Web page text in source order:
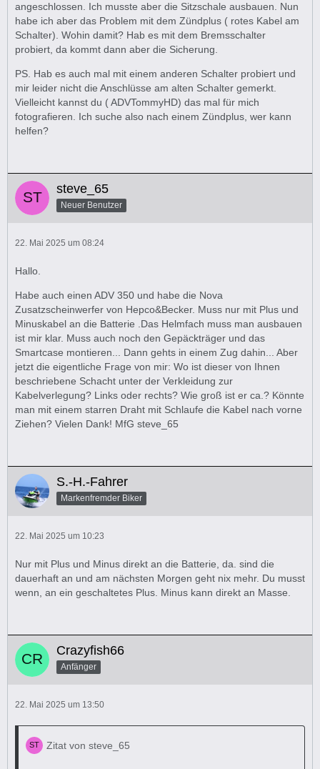
angeschlossen. Ich musste aber die Sitzschale ausbauen. Nun
habe ich aber das Problem mit dem Zündplus ( rotes Kabel am
Schalter). Wohin damit? Hab es mit dem Bremsschalter
probiert, da kommt dann aber die Sicherung.
PS. Hab es auch mal mit einem anderen Schalter probiert und
mir leider nicht die Anschlüsse am alten Schalter gemerkt.
Vielleicht kannst du ( ADVTommyHD) das mal für mich
fotografieren. Ich suche also nach einem Zündplus, wer kann
helfen?
steve_65
Neuer Benutzer
22. Mai 2025 um 08:24
Hallo.
Habe auch einen ADV 350 und habe die Nova
Zusatzscheinwerfer von Hepco&Becker. Muss nur mit Plus und
Minuskabel an die Batterie .Das Helmfach muss man ausbauen
ist mir klar. Muss auch noch den Gepäckträger und das
Smartcase montieren... Dann gehts in einem Zug dahin... Aber
jetzt die eigentliche Frage von mir: Wo ist dieser von Ihnen
beschriebene Schacht unter der Verkleidung zur
Kabelverlegung? Links oder rechts? Wie groß ist er ca.? Könnte
man mit einem starren Draht mit Schlaufe die Kabel nach vorne
Ziehen? Vielen Dank! MfG steve_65
S.-H.-Fahrer
Markenfremder Biker
22. Mai 2025 um 10:23
Nur mit Plus und Minus direkt an die Batterie, da. sind die
dauerhaft an und am nächsten Morgen geht nix mehr. Du musst
wenn, an ein geschaltetes Plus. Minus kann direkt an Masse.
Crazyfish66
Anfänger
22. Mai 2025 um 13:50
Zitat von steve_65